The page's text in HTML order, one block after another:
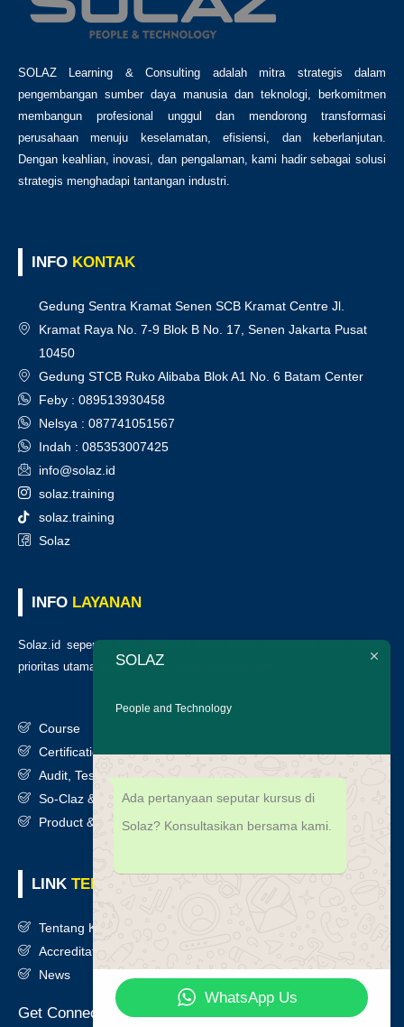
SOLAZ Learning & Consulting adalah mitra strategis dalam
pengembangan sumber daya manusia dan teknologi, berkomitmen
membangun profesional unggul dan mendorong transformasi
perusahaan menuju keselamatan, efisiensi, dan keberlanjutan.
Dengan keahlian, inovasi, dan pengalaman, kami hadir sebagai solusi
strategis menghadapi tantangan industri.
INFO KONTAK
Gedung Sentra Kramat Senen SCB Kramat Centre Jl.
Kramat Raya No. 7-9 Blok B No. 17, Senen Jakarta Pusat
10450
Gedung STCB Ruko Alibaba Blok A1 No. 6 Batam Center
Feby : 089513930458
Nelsya : 087741051567
Indah : 085353007425
info@solaz.id
solaz.training
solaz.training
Solaz
INFO LAYANAN
Solaz.id sepenuh hati melayani klien kami, kepuasan anda adalah
prioritas utama kami. Berikut daftar layanan kami
Course
Certification
Audit, Testing, Consultancy & Assessment
So-Claz & Smart Benchmark
Product & Services
LINK TERKAIT
Tentang Kami
Accreditation
News
Get Connected
SOLAZ
People and Technology
Ada pertanyaan seputar kursus di
Solaz? Konsultasikan bersama kami.
WhatsApp Us